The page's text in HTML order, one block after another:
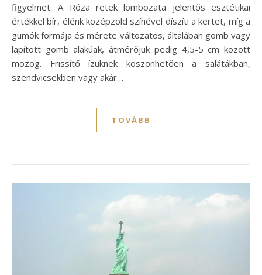
figyelmet. A Róza retek lombozata jelentős esztétikai
értékkel bír, élénk középzöld színével díszíti a kertet, míg a
gumók formája és mérete változatos, általában gömb vagy
lapított gömb alakúak, átmérőjük pedig 4,5-5 cm között
mozog. Frissítő ízüknek köszönhetően a salátákban,
szendvicsekben vagy akár…
TOVÁBB